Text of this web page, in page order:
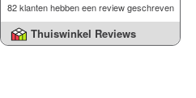
82 klanten hebben een review geschreven
Thuiswinkel Reviews